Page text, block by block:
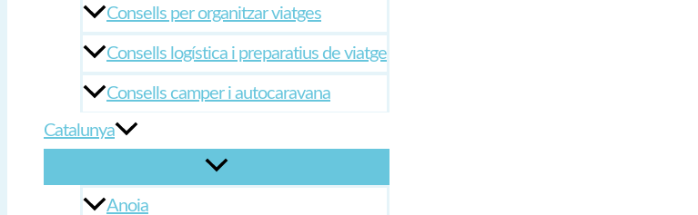
Consells per organitzar viatges
Consells logística i preparatius de viatge
Consells camper i autocaravana
Catalunya
Anoia